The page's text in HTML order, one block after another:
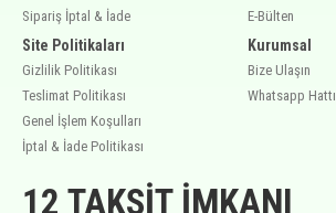
Sipariş İptal & İade
Site Politikaları
Gizlilik Politikası
Teslimat Politikası
Genel İşlem Koşulları
İptal & İade Politikası
E-Bülten
Kurumsal
Bize Ulaşın
Whatsapp Hattı
12 TAKSIT İMKANI